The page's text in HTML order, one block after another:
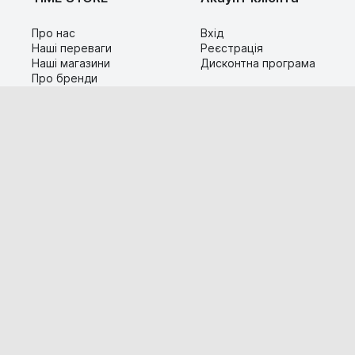
Про нас
Наші переваги
Наші магазини
Про бренди
Вхід
Реєстрація
Дисконтна програма